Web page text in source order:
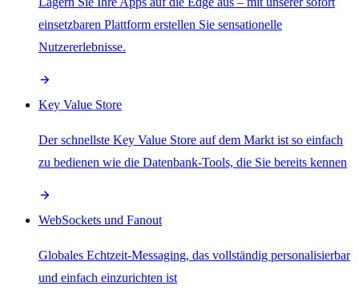
einsetzbaren Plattform erstellen Sie sensationelle
Nutzererlebnisse.
Key Value Store
Der schnellste Key Value Store auf dem Markt ist so einfach
zu bedienen wie die Datenbank-Tools, die Sie bereits kennen
WebSockets und Fanout
Globales Echtzeit-Messaging, das vollständig personalisierbar
und einfach einzurichten ist